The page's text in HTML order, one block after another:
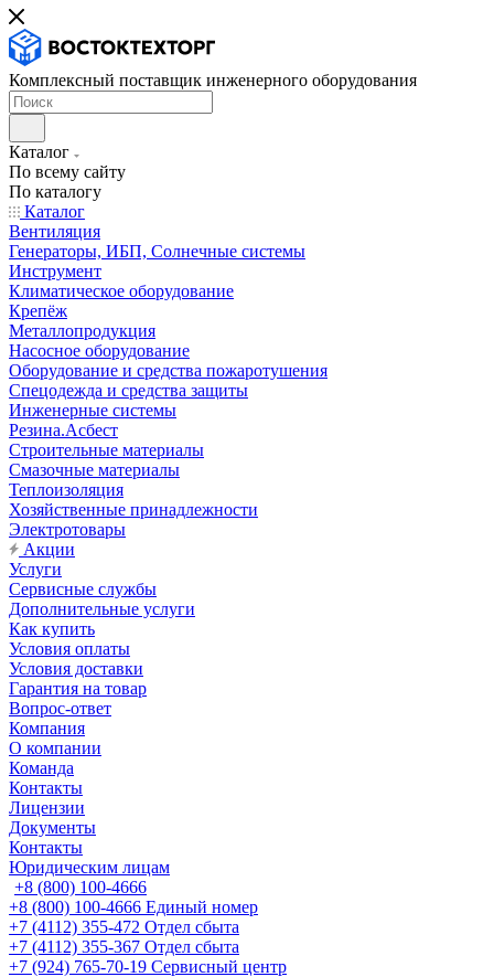
Комплексный поставщик инженерного оборудования
Каталог
По всему сайту
По каталогу
Каталог
Вентиляция
Генераторы, ИБП, Солнечные системы
Инструмент
Климатическое оборудование
Крепёж
Металлопродукция
Насосное оборудование
Оборудование и средства пожаротушения
Спецодежда и средства защиты
Инженерные системы
Резина.Асбест
Строительные материалы
Смазочные материалы
Теплоизоляция
Хозяйственные принадлежности
Электротовары
Акции
Услуги
Сервисные службы
Дополнительные услуги
Как купить
Условия оплаты
Условия доставки
Гарантия на товар
Вопрос-ответ
Компания
О компании
Команда
Контакты
Лицензии
Документы
Контакты
Юридическим лицам
+8 (800) 100-4666
+8 (800) 100-4666 Единый номер
+7 (4112) 355-472 Отдел сбыта
+7 (4112) 355-367 Отдел сбыта
+7 (924) 765-70-19 Сервисный центр